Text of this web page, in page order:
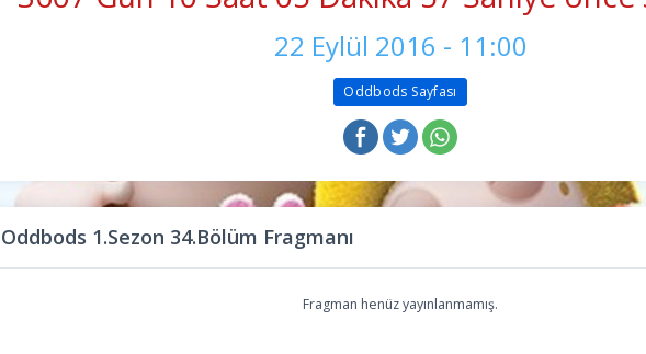
22 Eylül 2016 - 11:00
Oddbods Sayfası
Oddbods 1.Sezon 34.Bölüm Fragmanı
Fragman henüz yayınlanmamış.